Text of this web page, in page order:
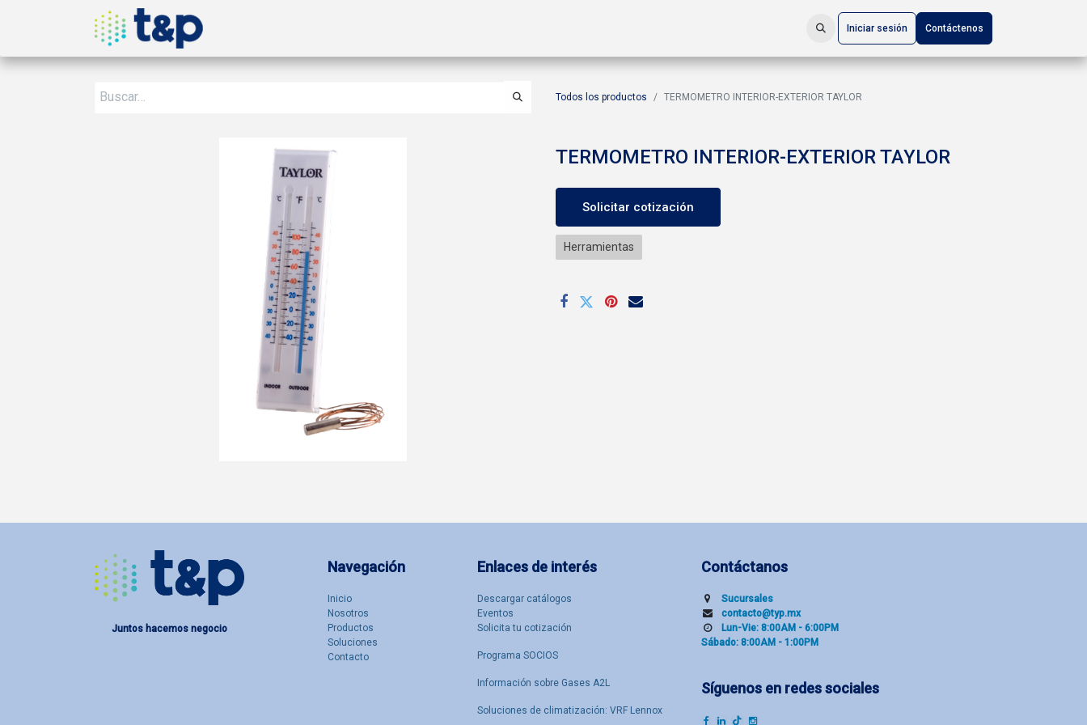
Iniciar sesión Contáctenos
Todos los productos TERMOMETRO INTERIOR-EXTERIOR TAYLOR
TERMOMETRO INTERIOR-EXTERIOR TAYLOR
Solicitar cotización
Herramientas
Enlaces de interés
Descargar catálogos
Eventos
Solicita tu cotización
Programa SOCIOS
Información sobre Gases A2L
Soluciones de climatización: VRF Lennox
Navegación
Inicio
Nosotro​s
Productos
Soluciones
Contacto
Contáctanos
Sucu​rsal​es
contacto@typ.mx
Lun-Vie: 8:00AM - 6:00PM
Sábado: 8:00AM - 1:00PM
Síguenos en redes sociales
Juntos hacemos negocio